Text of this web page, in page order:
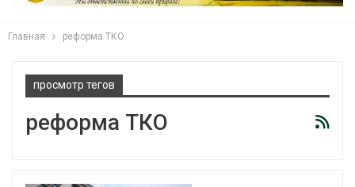
Главная реформа ТКО
просмотр тегов
реформа ТКО